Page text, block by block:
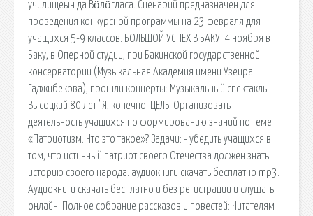
училищеын да Вӧлӧгдаса. Сценарий предназначен для
проведения конкурсной программы на 23 февраля для
учащихся 5-9 классов. БОЛЬШОЙ УСПЕХ В БАКУ. 4 ноября в
Баку, в Оперной студии, при Бакинской государственной
консерватории (Музыкальная Академия имени Узеира
Гаджибекова), прошли концерты: Музыкальный спектакль
Высоцкий 80 лет "Я, конечно. ЦЕЛЬ: Организовать
деятельность учащихся по формированию знаний по теме
«Патриотизм. Что это такое»? Задачи: - убедить учащихся в
том, что истинный патриот своего Отечества должен знать
историю своего народа. аудиокниги скачать бесплатно mp3.
Аудиокниги скачать бесплатно и без регистрации и слушать
онлайн. Полное собрание рассказов и повестей: Читателям